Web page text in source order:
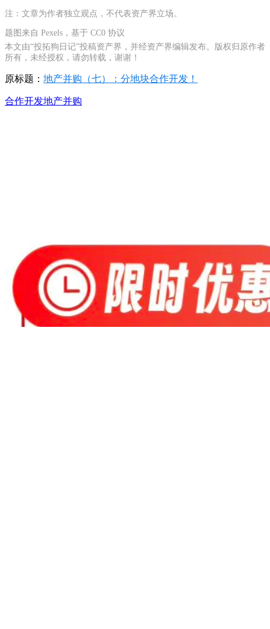
注：文章为作者独立观点，不代表资产界立场。
题图来自 Pexels，基于 CC0 协议
本文由“投拓狗日记”投稿资产界，并经资产界编辑发布。版权归原作者
所有，未经授权，请勿转载，谢谢！
原标题： 地产并购（七）：分地块合作开发！
合作开发地产并购